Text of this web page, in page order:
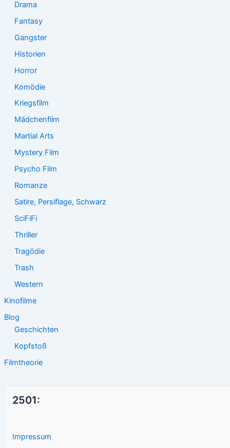
Drama
Fantasy
Gangster
Historien
Horror
Komödie
Kriegsfilm
Mädchenfilm
Martial Arts
Mystery Film
Psycho Film
Romanze
Satire, Persiflage, Schwarz
SciFiFi
Thriller
Tragödie
Trash
Western
Kinofilme
Blog
Geschichten
Kopfstoß
Filmtheorie
2501:
Impressum